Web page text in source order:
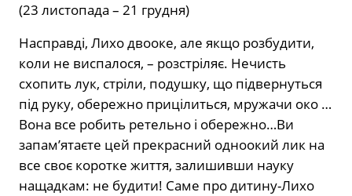
(23 листопада – 21 грудня)
Насправді, Лихо двооке, але якщо розбудити,
коли не виспалося, – розстріляє. Нечисть
схопить лук, стріли, подушку, що підвернуться
під руку, обережно прицілиться, мружачи око …
Вона все робить ретельно і обережно…Ви
запам’ятаєте цей прекрасний одноокий лик на
все своє коротке життя, залишивши науку
нащадкам: не будити! Саме про дитину-Лихо